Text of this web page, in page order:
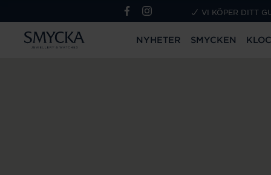
VI KÖPER DITT
NYHETER SMYCKEN